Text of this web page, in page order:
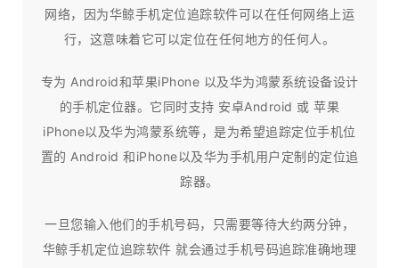
网络，因为华鲸手机定位追踪软件可以在任何网络上运
行，这意味着它可以定位在任何地方的任何人。
专为 Android和苹果iPhone 以及华为鸿蒙系统设备设计
的手机定位器。它同时支持 安卓Android 或 苹果
iPhone以及华为鸿蒙系统等，是为希望追踪定位手机位
置的 Android 和iPhone以及华为手机用户定制的定位追
踪器。
一旦您输入他们的手机号码，只需要等待大约两分钟，
华鲸手机定位追踪软件 就会通过手机号码追踪准确地理